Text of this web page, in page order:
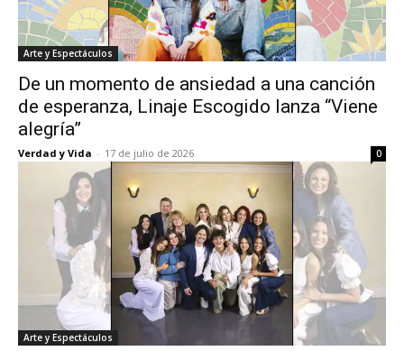
Arte y Espectáculos
De un momento de ansiedad a una canción
de esperanza, Linaje Escogido lanza “Viene
alegría”
Verdad y Vida - 17 de julio de 2026 0
Arte y Espectáculos